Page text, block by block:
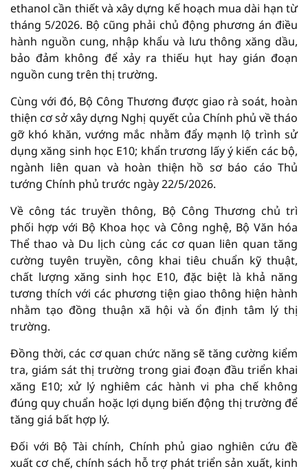
ethanol cần thiết và xây dựng kế hoạch mua dài hạn từ
tháng 5/2026. Bộ cũng phải chủ động phương án điều
hành nguồn cung, nhập khẩu và lưu thông xăng dầu,
bảo đảm không để xảy ra thiếu hụt hay gián đoạn
nguồn cung trên thị trường.
Cùng với đó, Bộ Công Thương được giao rà soát, hoàn
thiện cơ sở xây dựng Nghị quyết của Chính phủ về tháo
gỡ khó khăn, vướng mắc nhằm đẩy mạnh lộ trình sử
dụng xăng sinh học E10; khẩn trương lấy ý kiến các bộ,
ngành liên quan và hoàn thiện hồ sơ báo cáo Thủ
tướng Chính phủ trước ngày 22/5/2026.
Về công tác truyền thông, Bộ Công Thương chủ trì
phối hợp với Bộ Khoa học và Công nghệ, Bộ Văn hóa
Thể thao và Du lịch cùng các cơ quan liên quan tăng
cường tuyên truyền, công khai tiêu chuẩn kỹ thuật,
chất lượng xăng sinh học E10, đặc biệt là khả năng
tương thích với các phương tiện giao thông hiện hành
nhằm tạo đồng thuận xã hội và ổn định tâm lý thị
trường.
Đồng thời, các cơ quan chức năng sẽ tăng cường kiểm
tra, giám sát thị trường trong giai đoạn đầu triển khai
xăng E10; xử lý nghiêm các hành vi pha chế không
đúng quy chuẩn hoặc lợi dụng biến động thị trường để
tăng giá bất hợp lý.
Đối với Bộ Tài chính, Chính phủ giao nghiên cứu đề
xuất cơ chế, chính sách hỗ trợ phát triển sản xuất, kinh